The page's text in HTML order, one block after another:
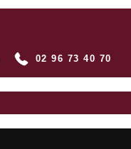
02 96 73 40 70